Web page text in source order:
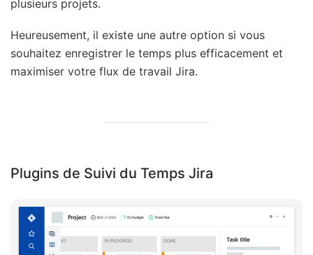
plusieurs projets.
Heureusement, il existe une autre option si vous
souhaitez enregistrer le temps plus efficacement et
maximiser votre flux de travail Jira.
Plugins de Suivi du Temps Jira